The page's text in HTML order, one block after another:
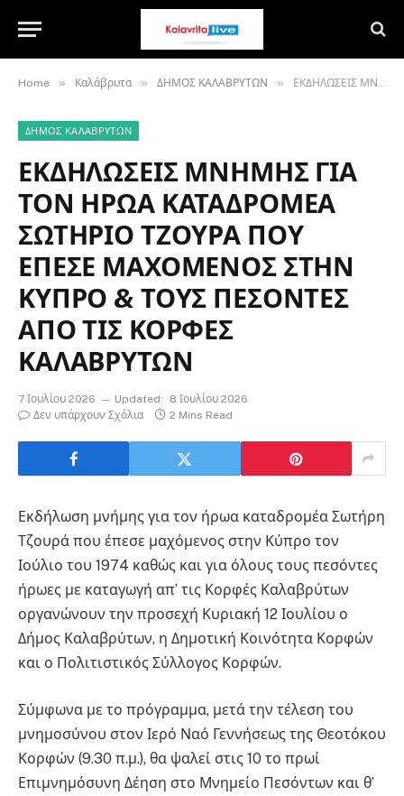
Home » Καλάβρυτα » ΔΗΜΟΣ ΚΑΛΑΒΡΥΤΩΝ » ΕΚΔΗΛΩΣΕΙΣ ΜΝΗΜΗΣ ΓΙΑ ΤΟΝ ΗΡΩΑ ΚΑΤΑΔΡΟΜΕΑ ΣΩΤΗΡΙΟ ΤΖΟΥΡΑ ΠΟΥ ΕΠΕΣΕ ΜΑΧΟΜΕΝΟΣ ΣΤΗΝ ΚΥΠΡΟ & ΤΟΥΣ ΠΕΣΟΝΤΕΣ ΑΠΟ ΤΙΣ ΚΟΡΦΕΣ ΚΑΛΑΒΡΥΤΩΝ
ΔΗΜΟΣ ΚΑΛΑΒΡΥΤΩΝ
ΕΚΔΗΛΩΣΕΙΣ ΜΝΗΜΗΣ ΓΙΑ
ΤΟΝ ΗΡΩΑ ΚΑΤΑΔΡΟΜΕΑ
ΣΩΤΗΡΙΟ ΤΖΟΥΡΑ ΠΟΥ
ΕΠΕΣΕ ΜΑΧΟΜΕΝΟΣ ΣΤΗΝ
ΚΥΠΡΟ & ΤΟΥΣ ΠΕΣΟΝΤΕΣ
ΑΠΟ ΤΙΣ ΚΟΡΦΕΣ
ΚΑΛΑΒΡΥΤΩΝ
7 Ιουλίου 2026 Updated:
8 Ιουλίου 2026
Δεν υπάρχουν Σχόλια
2 Mins Read
Εκδήλωση μνήμης για τον ήρωα καταδρομέα Σωτήρη
Τζουρά που έπεσε μαχόμενος στην Κύπρο τον
Ιούλιο του 1974 καθώς και για όλους τους πεσόντες
ήρωες με καταγωγή απ’ τις Κορφές Καλαβρύτων
οργανώνουν την προσεχή Κυριακή 12 Ιουλίου ο
Δήμος Καλαβρύτων, η Δημοτική Κοινότητα Κορφών
και ο Πολιτιστικός Σύλλογος Κορφών.
Σύμφωνα με το πρόγραμμα, μετά την τέλεση του
μνημοσύνου στον Ιερό Ναό Γεννήσεως της Θεοτόκου
Κορφών (9.30 π.μ.), θα ψαλεί στις 10 το πρωί
Επιμνημόσυνη Δέηση στο Μνημείο Πεσόντων και θ’